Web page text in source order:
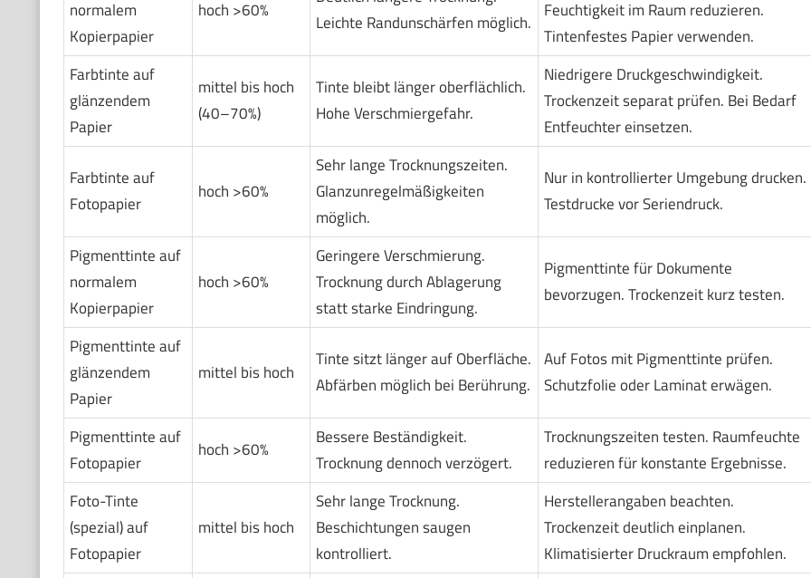
normalem
Kopierpapier
hoch >60%
Leichte Randunschärfen möglich.
Feuchtigkeit im Raum reduzieren.
Tintenfestes Papier verwenden.
Farbtinte auf
glänzendem
Papier
mittel bis hoch
(40–70%)
Tinte bleibt länger oberflächlich.
Hohe Verschmiergefahr.
Niedrigere Druckgeschwindigkeit.
Trockenzeit separat prüfen. Bei Bedarf
Entfeuchter einsetzen.
Farbtinte auf
Fotopapier
hoch >60%
Sehr lange Trocknungszeiten.
Glanzunregelmäßigkeiten
möglich.
Nur in kontrollierter Umgebung drucken.
Testdrucke vor Seriendruck.
Pigmenttinte auf
normalem
Kopierpapier
hoch >60%
Geringere Verschmierung.
Trocknung durch Ablagerung
statt starke Eindringung.
Pigmenttinte für Dokumente
bevorzugen. Trockenzeit kurz testen.
Pigmenttinte auf
glänzendem
Papier
mittel bis hoch
Tinte sitzt länger auf Oberfläche.
Abfärben möglich bei Berührung.
Auf Fotos mit Pigmenttinte prüfen.
Schutzfolie oder Laminat erwägen.
Pigmenttinte auf
Fotopapier
hoch >60%
Bessere Beständigkeit.
Trocknung dennoch verzögert.
Trocknungszeiten testen. Raumfeuchte
reduzieren für konstante Ergebnisse.
Foto-Tinte
(spezial) auf
Fotopapier
mittel bis hoch
Sehr lange Trocknung.
Beschichtungen saugen
kontrolliert.
Herstellerangaben beachten.
Trockenzeit deutlich einplanen.
Klimatisierter Druckraum empfohlen.